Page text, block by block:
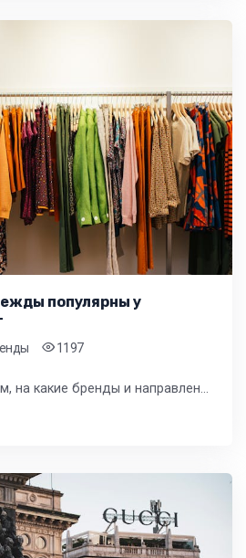
популярны у
1197
В статье мы разберём, на какие бренды и направления стоит обратить внимание при формировании ассортимента для покупателей зрелого возраста. Глубокий анализ потребностей этой аудитории напрямую влияет на успех вашего розничного бизнеса.